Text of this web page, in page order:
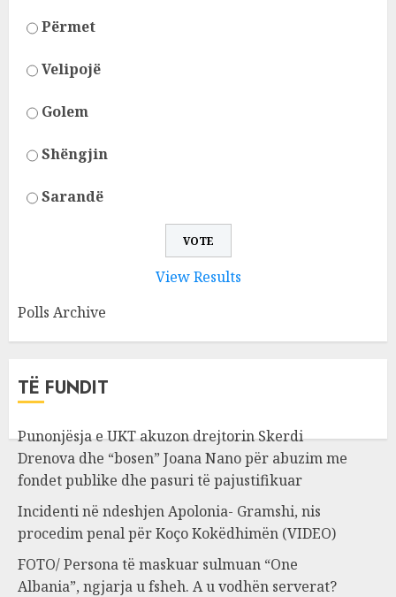
Përmet
Velipojë
Golem
Shëngjin
Sarandë
View Results
Polls Archive
TË FUNDIT
Punonjësja e UKT akuzon drejtorin Skerdi
Drenova dhe “bosen” Joana Nano për abuzim me
fondet publike dhe pasuri të pajustifikuar
Incidenti në ndeshjen Apolonia- Gramshi, nis
procedim penal për Koço Kokëdhimën (VIDEO)
FOTO/ Persona të maskuar sulmuan “One
Albania”, ngjarja u fsheh. A u vodhën serverat?